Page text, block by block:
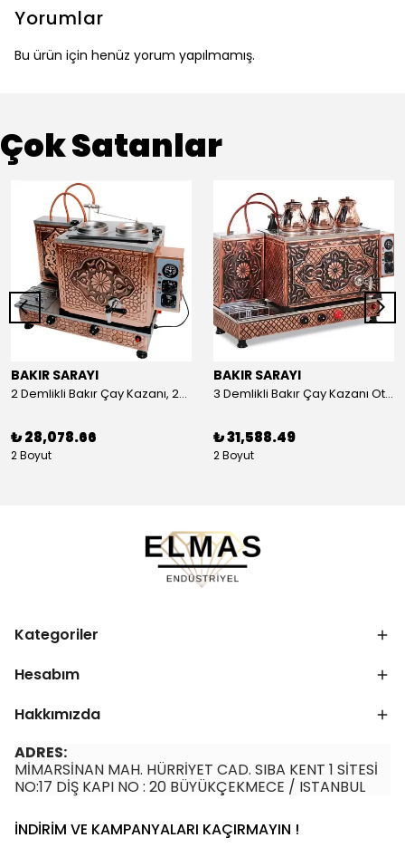
Yorumlar
Bu ürün için henüz yorum yapılmamış.
Çok Satanlar
BAKIR SARAYI
2 Demlikli Bakır Çay Kazanı, 25 Litre
₺ 28,078.66
2 Boyut
BAKIR SARAYI
3 Demlikli Bakır Çay Kazanı Otomatik, 30 Litre
₺ 31,588.49
2 Boyut
Kategoriler
Hesabım
Hakkımızda
ADRES:
MİMARSİNAN MAH. HÜRRİYET CAD. SIBA KENT 1 SİTESİ
NO:17 DİŞ KAPI NO : 20 BÜYÜKÇEKMECE / ISTANBUL
İNDİRİM VE KAMPANYALARI KAÇIRMAYIN !